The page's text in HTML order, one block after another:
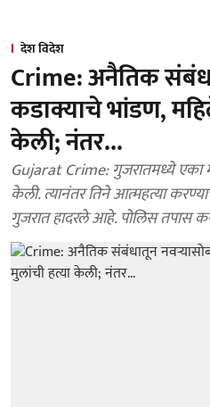
देश विदेश
Crime: अनैतिक
कडाक्याचे भांडण,
केली; नंतर...
Gujarat Crime: गुजरातमध्ये एका
केली. त्यानंतर तिने आत्महत्या
गुजरात हादरले आहे. पोलिस तपास